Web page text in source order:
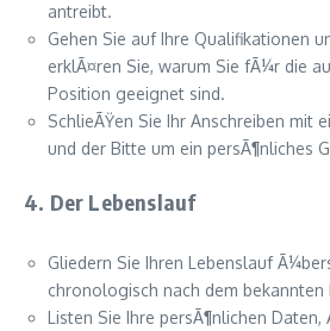
antreibt.
Gehen Sie auf Ihre Qualifikationen
erklÃ¤ren Sie, warum Sie fÃ¼r die
Position geeignet sind.
SchlieÃŸen Sie Ihr Anschreiben mit
und der Bitte um ein persÃ¶nliches
4. Der Lebenslauf
Gliedern Sie Ihren Lebenslauf
chronologisch nach dem bekannten
Listen Sie Ihre persÃ¶nlichen Daten,